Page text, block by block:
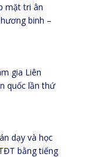
mặt tri ân
binh –
gia Liên
quốc lần thứ
dạy và học
bằng tiếng